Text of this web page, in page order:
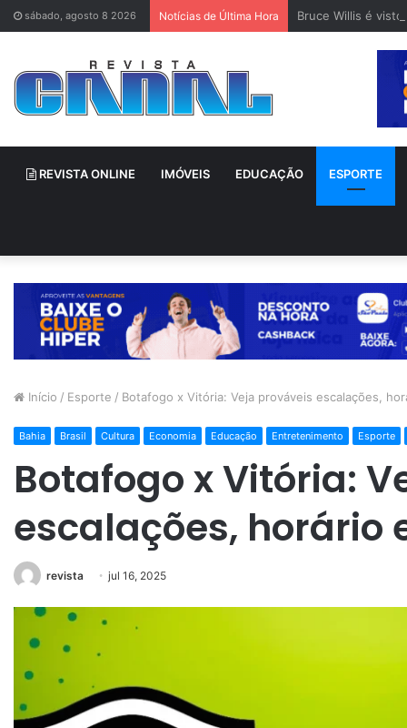
sábado, agosto 8 2026 Notícias de Última Hora Bruce Willis é
REVISTA ONLINE IMÓVEIS EDUCAÇÃO ESPORTE
Início / Esporte / Botafogo x Vitória: Veja prováveis escalações,
Bahia Brasil Cultura Economia Educação Entretenimento Esporte
Botafogo x Vitória:
escalações, horário
revista jul 16, 2025